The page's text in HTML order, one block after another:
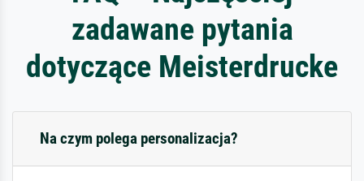
zadawane pytania
dotyczące Meisterdrucke
Na czym polega personalizacja?